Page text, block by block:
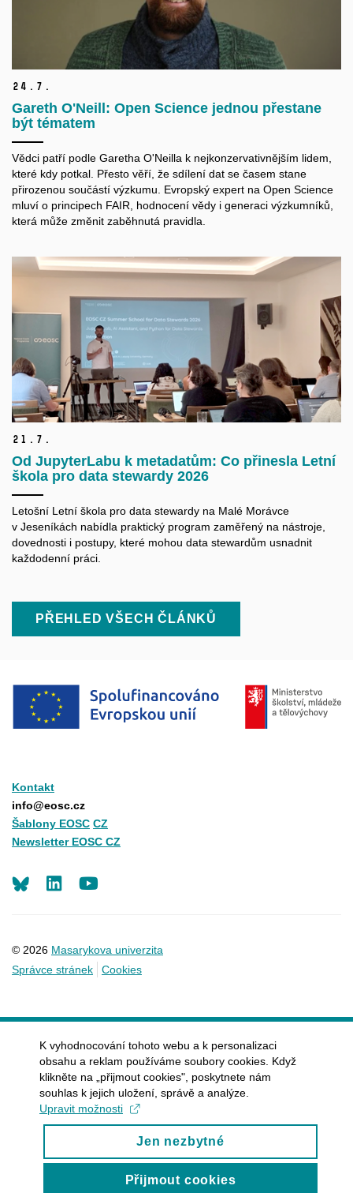
24. 7.
Gareth O'Neill: Open Science jednou přestane
být tématem
Vědci patří podle Garetha O'Neilla k nejkonzervativnějším lidem,
které kdy potkal. Přesto věří, že sdílení dat se časem stane
přirozenou součástí výzkumu. Evropský expert na Open Science
mluví o principech FAIR, hodnocení vědy i generaci výzkumníků,
která může změnit zaběhnutá pravidla.
21. 7.
Od JupyterLabu k metadatům: Co přinesla Letní
škola pro data stewardy 2026
Letošní Letní škola pro data stewardy na Malé Morávce
v Jeseníkách nabídla praktický program zaměřený na nástroje,
dovednosti i postupy, které mohou data stewardům usnadnit
každodenní práci.
PŘEHLED VŠECH ČLÁNKŮ
Kontakt
info@eosc.cz
Šablony EOSC CZ
Newsletter EOSC CZ
© 2026 Masarykova univerzita
Správce stránek
Cookies
LinkedIn
K vyhodnocování tohoto webu a k personalizaci
obsahu a reklam používáme soubory cookies. Když
klikněte na „přijmout cookies", poskytnete nám
souhlas k jejich uložení, správě a analýze.
Upravit možnosti
Jen nezbytné
Přijmout cookies